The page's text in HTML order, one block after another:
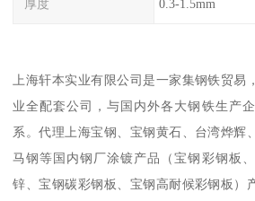
厚度 0.3-1.5mm
上海轩本实业有限公司是一家集钢铁贸易
业全配套公司，与国内外各大钢铁生产
系。代理上海宝钢、宝钢黄石、台湾烨辉
马钢等国内钢厂涂镀产品（宝钢彩钢板
锌、宝钢碳彩钢板、宝钢高耐候彩钢板）